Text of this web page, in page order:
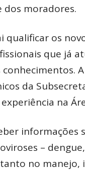
dos moradores.
qualificar os
que já
da
na
–
no manejo,